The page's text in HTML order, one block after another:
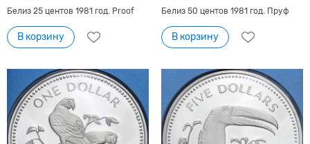
Белиз 25 центов 1981 год. Proof
В корзину
Белиз 50 центов 1981 год. Пруф
В корзину